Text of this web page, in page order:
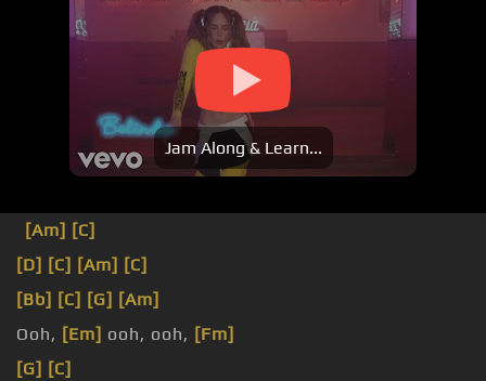
Jam Along & Learn...
[Am] [C]
[D] [C] [Am] [C]
[Bb] [C] [G] [Am]
Ooh, [Em] ooh, ooh, [Fm]
[G] [C]